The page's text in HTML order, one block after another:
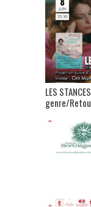
LES
genre/